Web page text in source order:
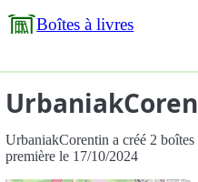
Boîtes à livres
UrbaniakCorentin a créé 2
première le 17/10/2024